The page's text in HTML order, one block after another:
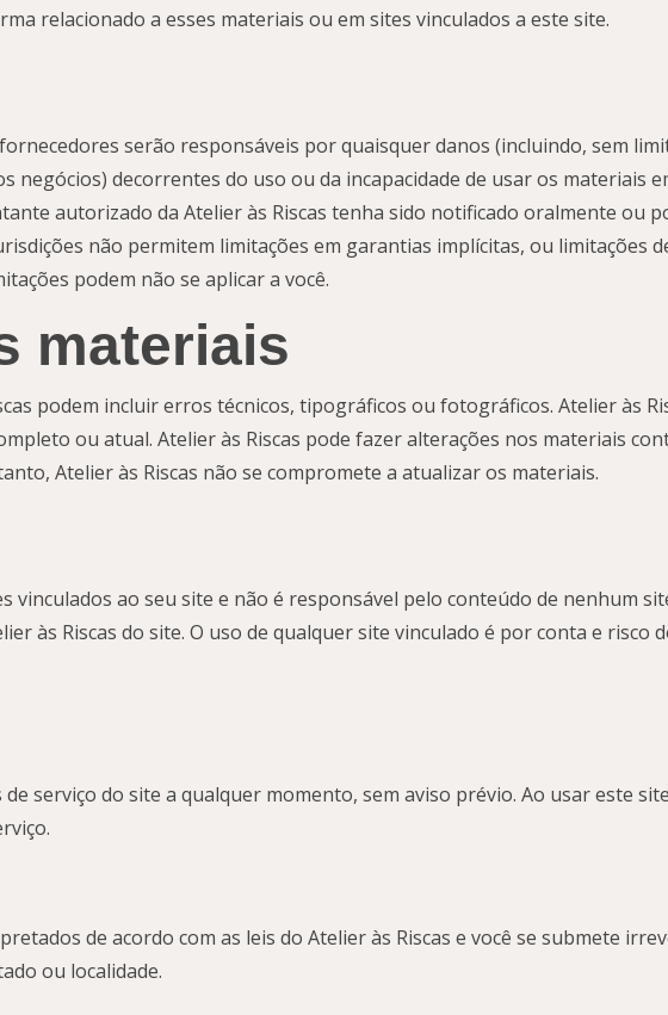
relacionado a esses materiais ou em sites vinculados a este site.
serão responsáveis ​​por quaisquer danos (incluindo, sem
negócios) decorrentes do uso ou da incapacidade de usar os materiais
autorizado da Atelier às Riscas tenha sido notificado oralmente ou
não permitem limitações em garantias implícitas, ou limitações
podem não se aplicar a você.
materiais
podem incluir erros técnicos, tipográficos ou fotográficos. Atelier às
ou atual. Atelier às Riscas pode fazer alterações nos materiais
Atelier às Riscas não se compromete a atualizar os materiais.
vinculados ao seu site e não é responsável pelo conteúdo de nenhum
às Riscas do site. O uso de qualquer site vinculado é por conta e risco
serviço do site a qualquer momento, sem aviso prévio. Ao usar este
de acordo com as leis do Atelier às Riscas e você se submete
ou localidade.